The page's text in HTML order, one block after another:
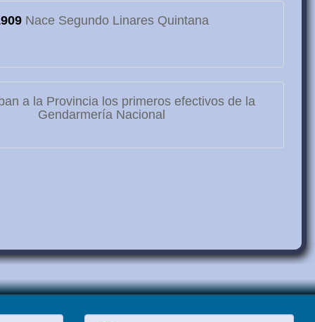
Nace Segundo Linares Quintana
a la Provincia los primeros efectivos de la
Gendarmería Nacional